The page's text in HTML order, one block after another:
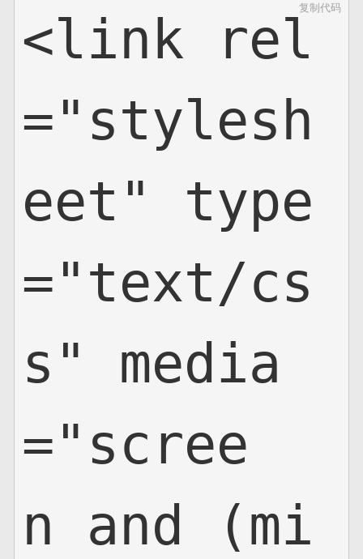
复制代码
<link rel
="stylesh
eet" type
="text/cs
s" media
="scree
n and (mi